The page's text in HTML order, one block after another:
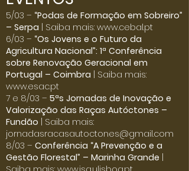
5/03 – “Podas de Formação em Sobreiro”
– Serpa | Saiba mais: www.cebal.pt
6/03 – “Os Jovens e o Futuro da
Agricultura Nacional”: 1ª Conferência
sobre Renovação Geracional em
Portugal – Coimbra | Saiba mais:
www.esac.pt
7 e 8/03 – 5ªs Jornadas de Inovação e
Valorização das Raças Autóctones –
Fundão | Saiba mais:
jornadasracasautoctones@gmail.com
8/03 – Conferência “A Prevenção e a
Gestão Florestal” – Marinha Grande